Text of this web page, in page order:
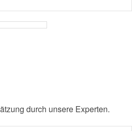
durch unsere Experten.